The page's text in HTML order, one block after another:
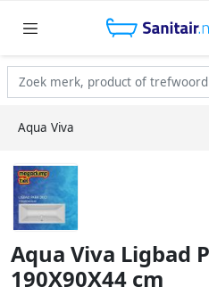
Aqua Viva
Aqua Viva Ligbad
190X90X44 cm